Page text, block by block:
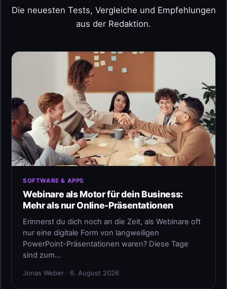
Die neuesten Tests, Vergleiche und Empfehlungen
aus der Redaktion.
SOFTWARE & APPS
Webinare als Motor für dein Business:
Mehr als nur Online-Präsentationen
Erinnerst du dich noch an die Zeit, als Webinare oft
nur eine digitale Form von langweiligen
PowerPoint-Präsentationen waren? Diese Tage
sind zum…
Jonas Weber · 6. August 2026